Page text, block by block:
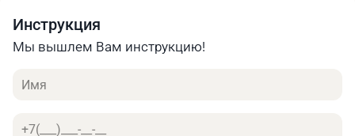
Конус
Морзе
L,
мм
мм
мм
мм
МТ3
Основные преимущества:
Инструкция
Мы вышлем Вам инструкцию!
Имя
Телефон